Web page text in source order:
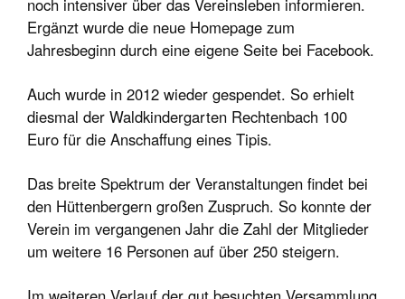
noch intensiver über das Vereinsleben informieren.
Ergänzt wurde die neue Homepage zum
Jahresbeginn durch eine eigene Seite bei Facebook.
Auch wurde in 2012 wieder gespendet. So erhielt
diesmal der Waldkindergarten Rechtenbach 100
Euro für die Anschaffung eines Tipis.
Das breite Spektrum der Veranstaltungen findet bei
den Hüttenbergern großen Zuspruch. So konnte der
Verein im vergangenen Jahr die Zahl der Mitglieder
um weitere 16 Personen auf über 250 steigern.